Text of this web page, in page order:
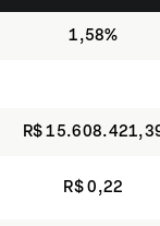
1,58%
R$
R$ 0,22